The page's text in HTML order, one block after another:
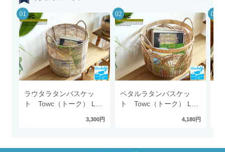
ラウタラタンバスケッ
ト Towc（トーク） Lサ
3,300円
ペタルラタンバスケッ
ト Towc（トーク） Lサ
4,180円